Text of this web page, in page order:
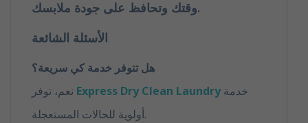
وقتك وتحافظ على جودة ملابسك.
الأسئلة الشائعة
هل تتوفر خدمة كي سريعة؟
Express Dry Clean Laundryخدمة
أولوية للحالات المستعجلة.